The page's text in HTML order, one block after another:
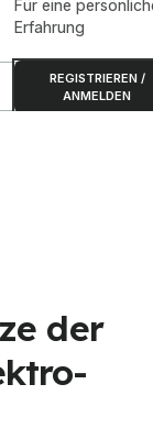
Für eine
Erfahrung
REGISTRIEREN /
ANMELDEN
der